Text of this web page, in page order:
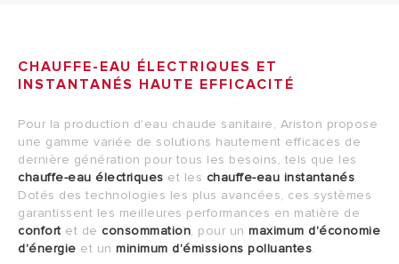
CHAUFFE-EAU ÉLECTRIQUES ET
INSTANTANÉS HAUTE EFFICACITÉ
Pour la production d'eau chaude sanitaire, Ariston propose
une gamme variée de solutions hautement efficaces de
dernière génération pour tous les besoins, tels que les
chauffe-eau électriques et les chauffe-eau instantanés.
Dotés des technologies les plus avancées, ces systèmes
garantissent les meilleures performances en matière de
confort et de consommation, pour un maximum d'économie
d'énergie et un minimum d'émissions polluantes.